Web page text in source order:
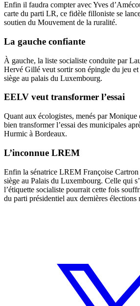
Enfin il faudra compter avec Yves
carte du parti LR, ce fidèle filloniste se
soutien du Mouvement de la ruralité.
La gauche confiante
À gauche, la liste socialiste conduite par
Hervé Gillé veut sortir son épingle du jeu et
siège au palais du Luxembourg.
EELV veut transformer l’essai
Quant aux écologistes, menés par Monique
bien transformer l’essai des municipales
Hurmic à Bordeaux.
L’inconnue LREM
Enfin la sénatrice LREM Françoise Cartron
siège au Palais du Luxembourg. Celle qui
l’étiquette socialiste pourrait cette fois
du parti présidentiel aux dernières élections